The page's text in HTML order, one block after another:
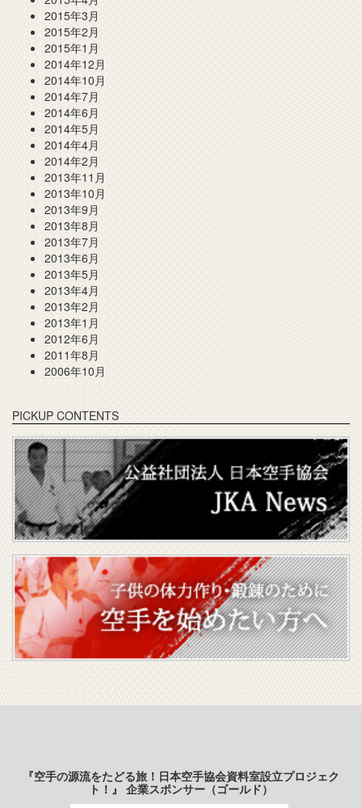
2015年3月
2015年2月
2015年1月
2014年12月
2014年10月
2014年7月
2014年6月
2014年5月
2014年4月
2014年2月
2013年11月
2013年10月
2013年9月
2013年8月
2013年7月
2013年6月
2013年5月
2013年4月
2013年2月
2013年1月
2012年6月
2011年8月
2006年10月
PICKUP CONTENTS
『空手の源流をたどる旅！日本空手協会資料室設立プロジェク
ト！』 企業スポンサー（ゴールド）